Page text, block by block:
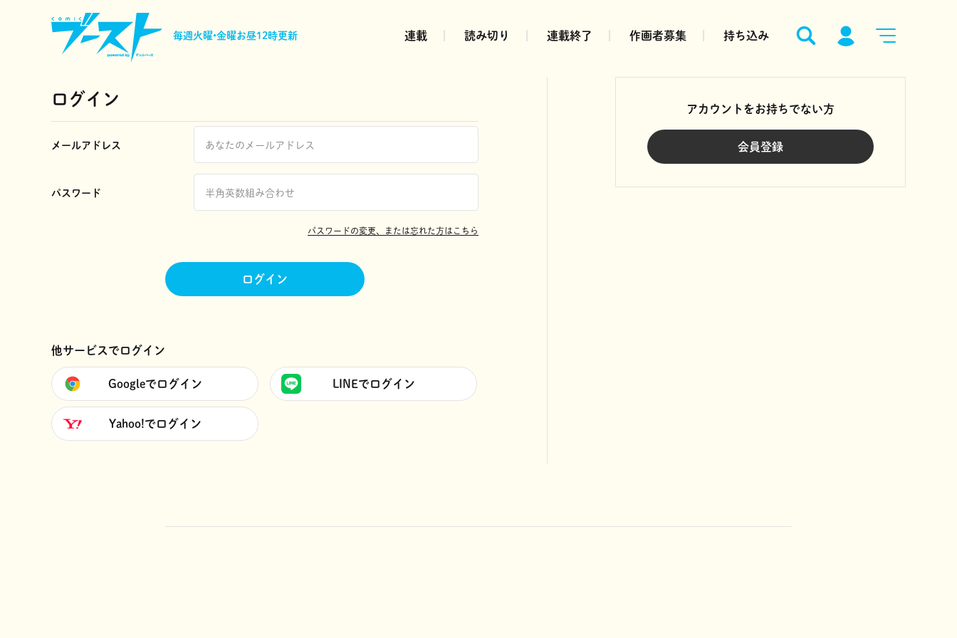
毎週火曜•金曜お昼12時更新 連載 読み切り 連載終了 作画者募集 持ち込み
ログイン
メールアドレス
パスワード
パスワードの変更、または忘れた方はこちら
ログイン
他サービスでログイン
Googleでログイン LINEでログイン
Yahoo!でログイン
アカウントをお持ちでない方
会員登録